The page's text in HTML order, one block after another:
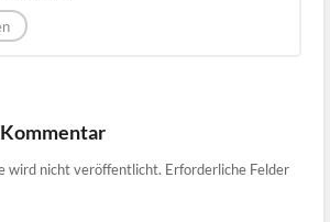
wird nicht veröffentlicht. Erforderliche Felder